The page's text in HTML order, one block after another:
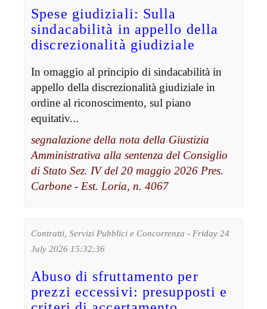
Spese giudiziali: Sulla
sindacabilità in appello della
discrezionalità giudiziale
In omaggio al principio di sindacabilità in
appello della discrezionalità giudiziale in
ordine al riconoscimento, sul piano
equitativ...
segnalazione della nota della Giustizia
Amministrativa alla sentenza del Consiglio
di Stato Sez. IV del 20 maggio 2026 Pres.
Carbone - Est. Loria, n. 4067
Contratti, Servizi Pubblici e Concorrenza - Friday 24
July 2026 15:32:36
Abuso di sfruttamento per
prezzi eccessivi: presupposti e